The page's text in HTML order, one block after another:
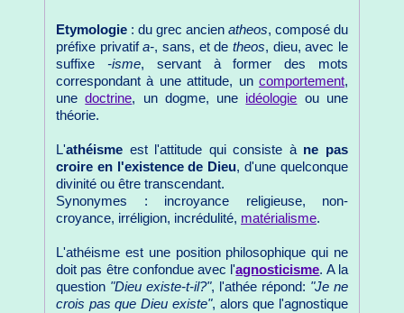
Etymologie : du grec ancien atheos, composé du
préfixe privatifa-, sans, et detheos, dieu, avec le
suffixe -isme, servant à former des mots
correspondant à une attitude, un comportement,
unedoctrine, un dogme, une idéologie ou une
théorie.
L'athéisme est l'attitude qui consiste à ne pas
croire en l'existence de Dieu, d'une quelconque
divinité ou être transcendant.
Synonymes : incroyance religieuse, non-
croyance, irréligion, incrédulité, matérialisme.
L'athéisme est une position philosophique qui ne
doit pas être confondue avec l'agnosticisme. A la
question "Dieu existe-t-il?", l'athée répond: "Je ne
crois pas que Dieu existe", alors que l'agnostique